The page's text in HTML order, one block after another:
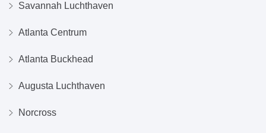
Savannah Luchthaven
Atlanta Centrum
Atlanta Buckhead
Augusta Luchthaven
Norcross